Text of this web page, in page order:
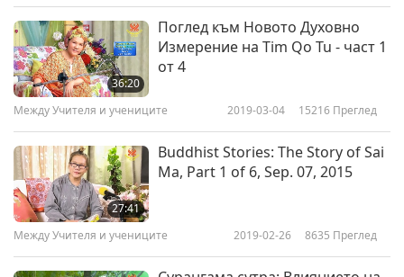
36:20
Поглед към Новото Духовно
Измерение на Tim Qo Tu - част 1
от 4
Между Учителя и учениците 2019-03-04 15216 Преглед
27:41
Buddhist Stories: The Story of Sai
Ma, Part 1 of 6, Sep. 07, 2015
Между Учителя и учениците 2019-02-26 8635 Преглед